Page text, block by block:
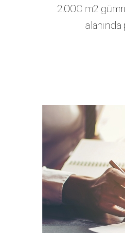
2.000 m2